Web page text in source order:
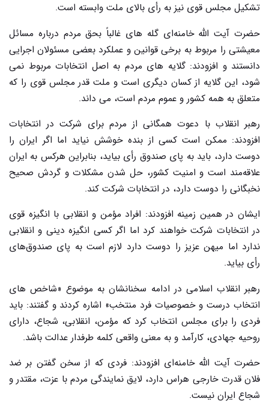
تشکیل مجلس قوی نیز به رأی بالای ملت وابسته است.
حضرت آیت الله خامنه‌ای گله های غالباً بحق مردم درباره مسائل
معیشتی را مربوط به برخی قوانین و عملکرد بعضی مسئولان اجرایی
دانستند و افزودند: گلایه های مردم به اصل انتخابات مربوط نمی
شود، این گلایه از کسان دیگری است و ملت قدر مجلس قوی را که
متعلق به همه کشور و عموم مردم است، می داند.
رهبر انقلاب با دعوت همگانی از مردم برای شرکت در انتخابات
افزودند: ممکن است کسی از بنده خوشش نیاید اما اگر ایران را
دوست دارد، باید به پای صندوق رأی بیاید، بنابراین هرکس به ایران
علاقه‌مند است و امنیت کشور، حل شدن مشکلات و گردش صحیح
نخبگانی را دوست دارد، در انتخابات شرکت کند.
ایشان در همین زمینه افزودند: افراد مؤمن و انقلابی با انگیزه قوی
در انتخابات شرکت خواهند کرد اما اگر کسی انگیزه دینی و انقلابی
ندارد اما میهن عزیز را دوست دارد لازم است به پای صندوق‌های
رأی بیاید.
رهبر انقلاب اسلامی در ادامه سخنانشان به موضوع «شاخص های
انتخاب درست و خصوصیات فرد منتخب» اشاره کردند و گفتند: باید
فردی را برای مجلس انتخاب کرد که مؤمن، انقلابی، شجاع، دارای
روحیه جهادی، کارآمد و به معنی واقعی کلمه طرفدار عدالت باشد.
حضرت آیت الله خامنه‌ای افزودند: فردی که از سخن گفتن بر ضد
فلان قدرت خارجی هراس دارد، لایق نمایندگی مردم با عزت، مقتدر و
شجاع ایران نیست.